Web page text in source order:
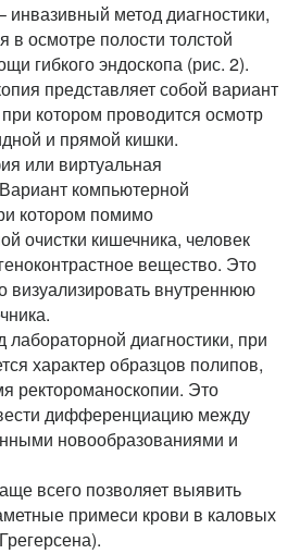
инвазивный метод диагностики,
в осмотре полости толстой
гибкого эндоскопа (рис. 2).
представляет собой вариант
котором проводится осмотр
и прямой кишки.
или виртуальная
компьютерной
котором помимо
очистки кишечника, человек
вещество. Это
визуализировать внутреннюю
диагностики, при
характер образцов полипов,
ректороманоскопии. Это
дифференциацию между
новообразованиями и
всего позволяет выявить
примеси крови в каловых